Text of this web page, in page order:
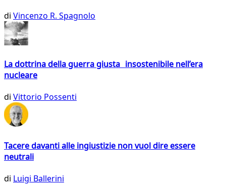
di Vincenzo R. Spagnolo
La dottrina della guerra giusta insostenibile nell’era
nucleare
di Vittorio Possenti
Tacere davanti alle ingiustizie non vuol dire essere
neutrali
di Luigi Ballerini